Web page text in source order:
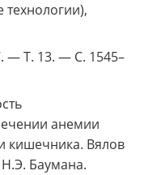
— Т. 13. — С. 1545–
анемии
кишечника. Вялов
Баумана.